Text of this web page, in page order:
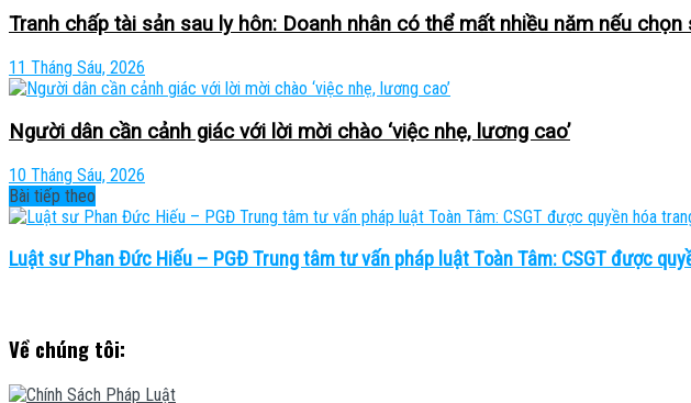
Tranh chấp tài sản sau ly hôn: Doanh nhân có thể mất nhiều năm nếu
11 Tháng Sáu, 2026
Người dân cần cảnh giác với lời mời chào ‘việc nhẹ, lương cao’
10 Tháng Sáu, 2026
Bài tiếp theo
Luật sư Phan Đức Hiếu – PGĐ Trung tâm tư vấn pháp luật Toàn Tâm: CSGT được
Về chúng tôi: